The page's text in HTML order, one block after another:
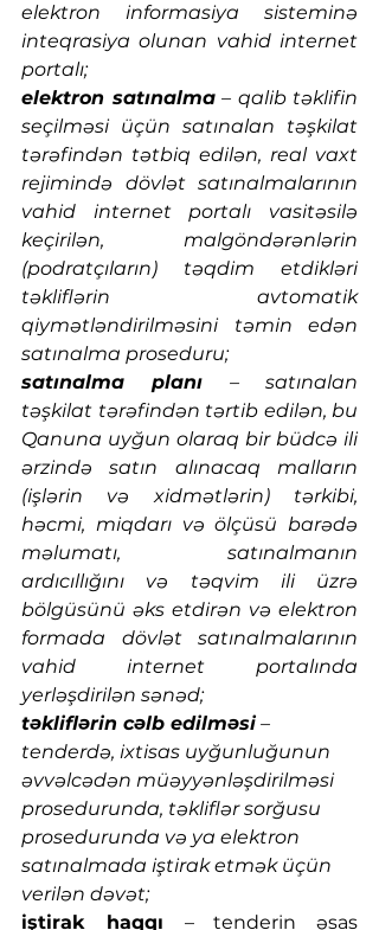
elektron informasiya sisteminə
inteqrasiya olunan vahid internet
portalı;
elektron satınalma – qalib təklifin
seçilməsi üçün satınalan təşkilat
tərəfindən tətbiq edilən, real vaxt
rejimində dövlət satınalmalarının
vahid internet portalı vasitəsilə
keçirilən, malgöndərənlərin
(podratçıların) təqdim etdikləri
təkliflərin avtomatik
qiymətləndirilməsini təmin edən
satınalma proseduru;
satınalma planı – satınalan
təşkilat tərəfindən tərtib edilən, bu
Qanuna uyğun olaraq bir büdcə ili
ərzində satın alınacaq malların
(işlərin və xidmətlərin) tərkibi,
həcmi, miqdarı və ölçüsü barədə
məlumatı, satınalmanın
ardıcıllığını və təqvim ili üzrə
bölgüsünü əks etdirən və elektron
formada dövlət satınalmalarının
vahid internet portalında
yerləşdirilən sənəd;
təkliflərin cəlb edilməsi –
tenderdə, ixtisas uyğunluğunun
əvvəlcədən müəyyənləşdirilməsi
prosedurunda, təkliflər sorğusu
prosedurunda və ya elektron
satınalmada iştirak etmək üçün
verilən dəvət;
iştirak haqqı – tenderin əsas